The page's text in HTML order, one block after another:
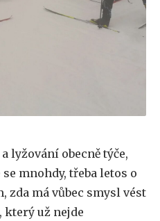
lyžování obecně týče,
mnohdy, třeba letos o
zda má vůbec smysl vést
který už nejde